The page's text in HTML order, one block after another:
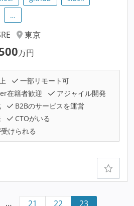
…
東京
万円
一部リモート可
在籍者歓迎
アジャイル開発
B2Bのサービスを運営
CTOがいる
けられる
… 21 22 23